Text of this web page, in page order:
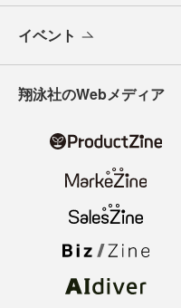
イベント
翔泳社のWebメディア